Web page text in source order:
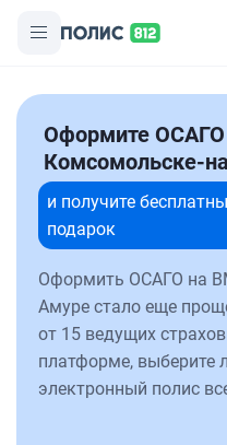
Оформите ОСАГО
Комсомольске-
и получите
подарок
Оформить ОСАГО на
Амуре стало еще
от 15 ведущих
платформе, выберите
электронный полис